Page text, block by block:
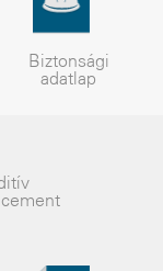
Biztonsági
adatlap